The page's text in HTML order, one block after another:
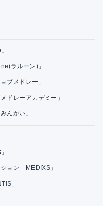
ラルーン)」
ブメドレー」
ドレーアカデミー」
んかい」
ョン「MEDIXS」
」